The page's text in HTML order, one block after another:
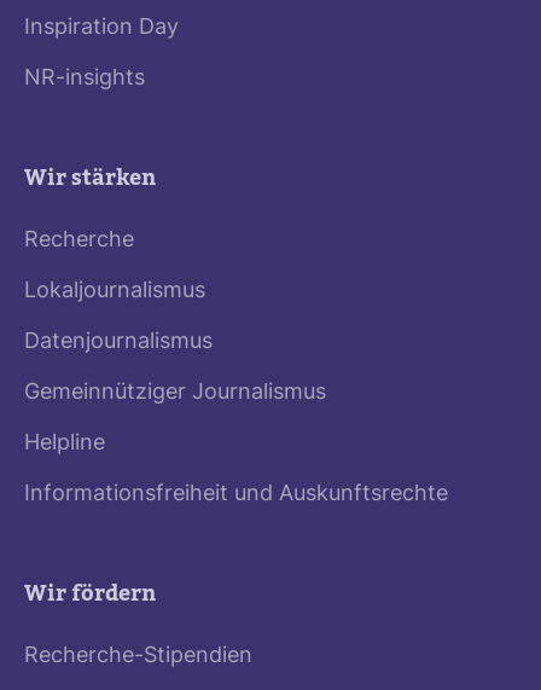
Inspiration Day
NR-insights
Wir stärken
Recherche
Lokaljournalismus
Datenjournalismus
Gemeinnütziger Journalismus
Helpline
Informationsfreiheit und Auskunftsrechte
Wir fördern
Recherche-Stipendien